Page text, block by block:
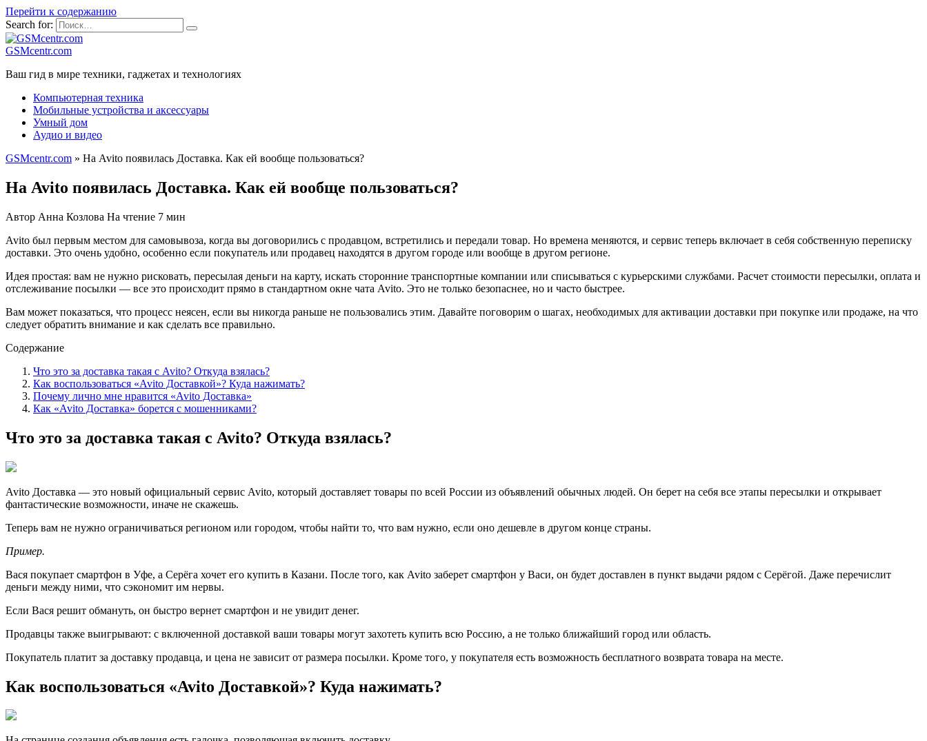
Перейти к содержанию
Search for:
GSMcentr.com
Ваш гид в мире техники, гаджетах и технологиях
Компьютерная техника
Мобильные устройства и аксессуары
Умный дом
Аудио и видео
GSMcentr.com » На Avito появилась Доставка. Как ей вообще пользоваться?
На Avito появилась Доставка. Как ей вообще пользоваться?
Автор Анна Козлова На чтение 7 мин
Avito был первым местом для самовывоза, когда вы договорились с продавцом, встретились и передали товар. Но времена меняются, и сервис теперь включает в себя собственную переписку
доставки. Это очень удобно, особенно если покупатель или продавец находятся в другом городе или вообще в другом регионе.
Идея простая: вам не нужно рисковать, пересылая деньги на карту, искать сторонние транспортные компании или списываться с курьерскими службами. Расчет стоимости пересылки, оплата и
отслеживание посылки — все это происходит прямо в стандартном окне чата Avito. Это не только безопаснее, но и часто быстрее.
Вам может показаться, что процесс неясен, если вы никогда раньше не пользовались этим. Давайте поговорим о шагах, необходимых для активации доставки при покупке или продаже, на что
следует обратить внимание и как сделать все правильно.
Содержание
Что это за доставка такая с Avito? Откуда взялась?
Как воспользоваться «Avito Доставкой»? Куда нажимать?
Почему лично мне нравится «Avito Доставка»
Как «Avito Доставка» борется с мошенниками?
Что это за доставка такая с Avito? Откуда взялась?
Avito Доставка — это новый официальный сервис Avito, который доставляет товары по всей России из объявлений обычных людей. Он берет на себя все этапы пересылки и открывает
фантастические возможности, иначе не скажешь.
Теперь вам не нужно ограничиваться регионом или городом, чтобы найти то, что вам нужно, если оно дешевле в другом конце страны.
Пример.
Вася покупает смартфон в Уфе, а Серёга хочет его купить в Казани. После того, как Avito заберет смартфон у Васи, он будет доставлен в пункт выдачи рядом с Серёгой. Даже перечислит
деньги между ними, что сэкономит им нервы.
Если Вася решит обмануть, он быстро вернет смартфон и не увидит денег.
Продавцы также выигрывают: с включенной доставкой ваши товары могут захотеть купить всю Россию, а не только ближайший город или область.
Покупатель платит за доставку продавца, и цена не зависит от размера посылки. Кроме того, у покупателя есть возможность бесплатного возврата товара на месте.
Как воспользоваться «Avito Доставкой»? Куда нажимать?